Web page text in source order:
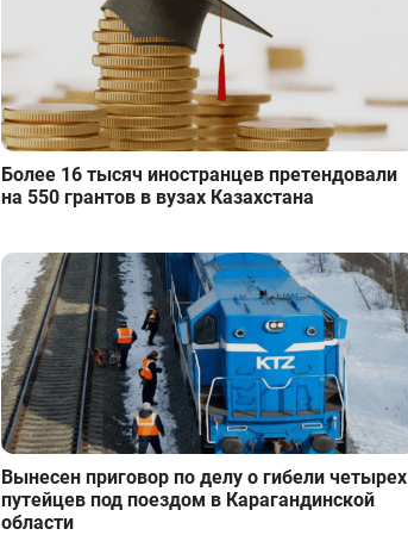
Более 16 тысяч иностранцев претендовали
на 550 грантов в вузах Казахстана
Вынесен приговор по делу о гибели четырех
путейцев под поездом в Карагандинской
области